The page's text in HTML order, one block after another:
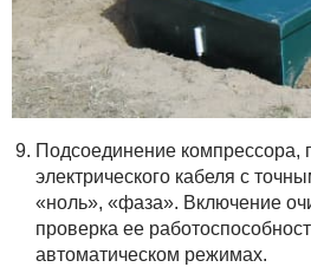
Подсоединение компрессора,
электрического кабеля с
«ноль», «фаза». Включение
проверка ее
автоматическом режимах.